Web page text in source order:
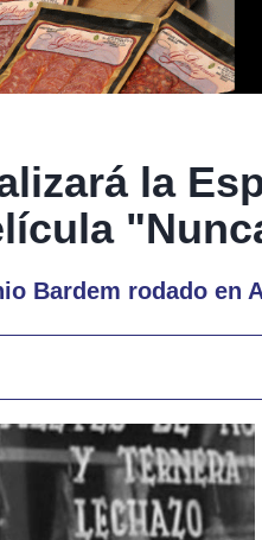
la
Bardem rodado en